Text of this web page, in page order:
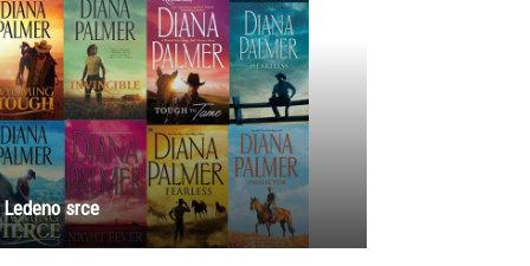
Ledeno srce